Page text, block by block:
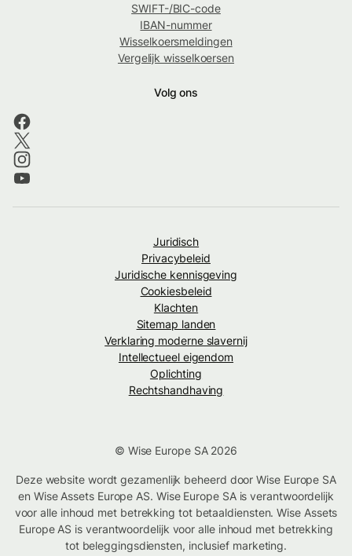
SWIFT-/BIC-code
IBAN-nummer
Wisselkoersmeldingen
Vergelijk wisselkoersen
Volg ons
Juridisch
Privacybeleid
Juridische kennisgeving
Cookiesbeleid
Klachten
Sitemap landen
Verklaring moderne slavernij
Intellectueel eigendom
Oplichting
Rechtshandhaving
© Wise Europe SA 2026
Deze website wordt gezamenlijk beheerd door Wise Europe SA
en Wise Assets Europe AS. Wise Europe SA is verantwoordelijk
voor alle inhoud met betrekking tot betaaldiensten. Wise Assets
Europe AS is verantwoordelijk voor alle inhoud met betrekking
tot beleggingsdiensten, inclusief marketing.